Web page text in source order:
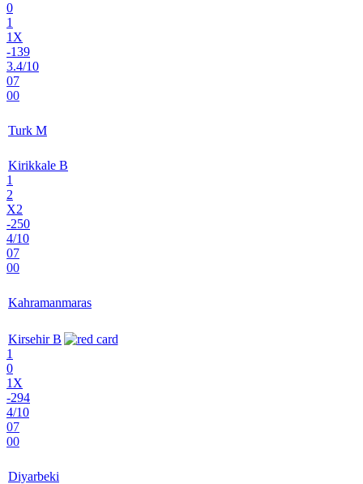
0
1
1X
-139
3.4/10
07
00
Turk M
Kirikkale B
1
2
X2
-250
4/10
07
00
Kahramanmaras
Kirsehir B
1
0
1X
-294
4/10
07
00
Diyarbeki